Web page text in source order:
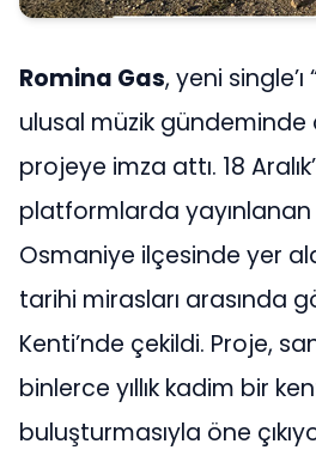
Romina Gas, yeni
ulusal müzik gündeminde
projeye imza attı. 18
platformlarda yayınlanan
Osmaniye ilçesinde yer
tarihi mirasları arasında
Kenti’nde çekildi. Proje,
binlerce yıllık kadim bir
buluşturmasıyla öne